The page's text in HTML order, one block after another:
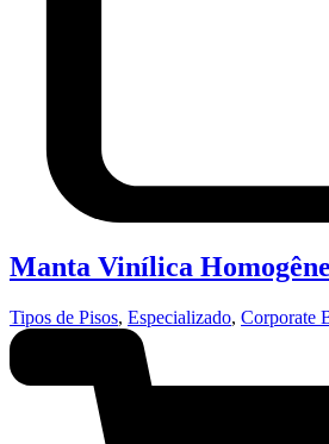
Manta Vinílica
Tipos de Pisos, Especializado, Corporate